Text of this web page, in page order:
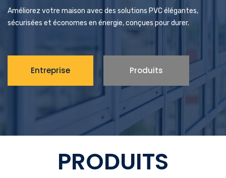
Améliorez votre maison avec des solutions PVC élégantes,
sécurisées et économes en énergie, conçues pour durer.
Entreprise Produits
PRODUITS